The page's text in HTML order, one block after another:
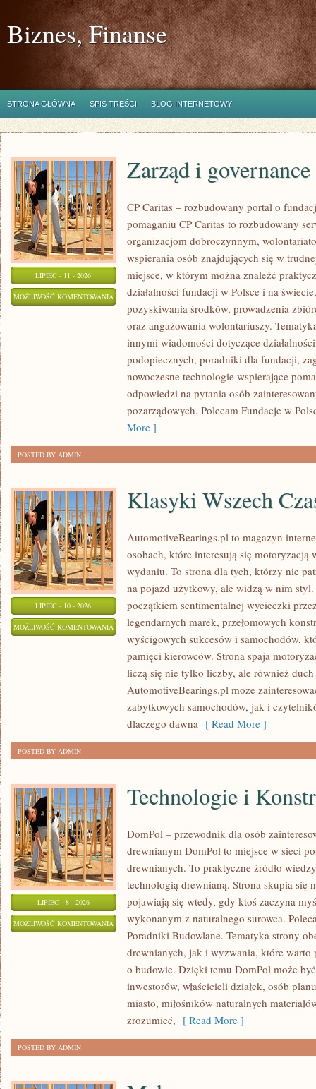
Biznes, Finanse
STRONA GŁÓWNA SPIS TREŚCI BLOG INTERNETOWY
LIPIEC - 11 - 2026
MOŻLIWOŚĆ KOMENTOWANIA ZARZĄD
GOVERNANCE
Zarząd i governance
CP Caritas – rozbudowany portal o
pomaganiu CP Caritas to rozbudowany
organizacjom dobroczynnym,
wspierania osób znajdujących się w
miejsce, w którym można znaleźć
działalności fundacji w Polsce i na
pozyskiwania środków, prowadzenia
oraz angażowania wolontariuszy.
innymi wiadomości dotyczące
podopiecznych, poradniki dla fundacji,
nowoczesne technologie wspierające
odpowiedzi na pytania osób
pozarządowych. Polecam Fundacje w
More ]
POSTED BY ADMIN
LIPIEC - 10 - 2026
MOŻLIWOŚĆ KOMENTOWANIA KLASYKI
WSZECH
CZASÓW
Klasyki Wszech
AutomotiveBearings.pl to magazyn
osobach, które interesują się
wydaniu. To strona dla tych, którzy nie
na pojazd użytkowy, ale widzą w nim
początkiem sentimentalnej wycieczki
legendarnych marek, przełomowych
wyścigowych sukcesów i samochodów,
pamięci kierowców. Strona spaja
liczą się nie tylko liczby, ale również duch
AutomotiveBearings.pl może
zabytkowych samochodów, jak i
dlaczego dawna [ Read More ]
POSTED BY ADMIN
LIPIEC - 8 - 2026
MOŻLIWOŚĆ KOMENTOWANIA TECHNOLOGIE
KONSTRUKCJE
Technologie i
DomPol – przewodnik dla osób
drewnianym DomPol to miejsce w sieci
drewnianych. To praktyczne źródło
technologią drewnianą. Strona skupia się
pojawiają się wtedy, gdy ktoś zaczyna
wykonanym z naturalnego surowca.
Poradniki Budowlane. Tematyka strony
drewnianych, jak i wyzwania, które warto
o budowie. Dzięki temu DomPol może
inwestorów, właścicieli działek, osób
miasto, miłośników naturalnych
zrozumieć, [ Read More ]
POSTED BY ADMIN